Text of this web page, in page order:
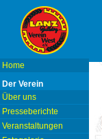
Home
Der Verein
Über uns
Presseberichte
Veranstaltungen